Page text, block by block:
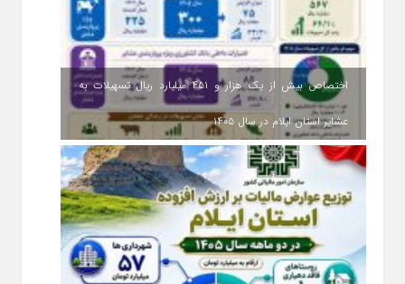
اختصاص بیش از یک هزار و ۴۵۱ میلیارد ریال تسهیلات به
عشایر استان ایلام در سال ۱۴۰۵